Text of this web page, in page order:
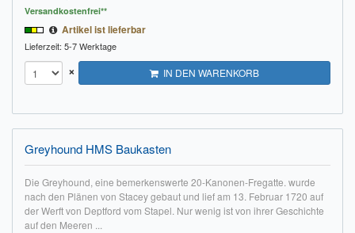
Versandkostenfrei**
Artikel ist lieferbar
Lieferzeit: 5-7 Werktage
× IN DEN WARENKORB
Greyhound HMS Baukasten
Die Greyhound, eine bemerkenswerte 20-Kanonen-Fregatte. wurde
nach den Plänen von Stacey gebaut und lief am 13. Februar 1720 auf
der Werft von Deptford vom Stapel. Nur wenig ist von ihrer Geschichte
auf den Meeren ...